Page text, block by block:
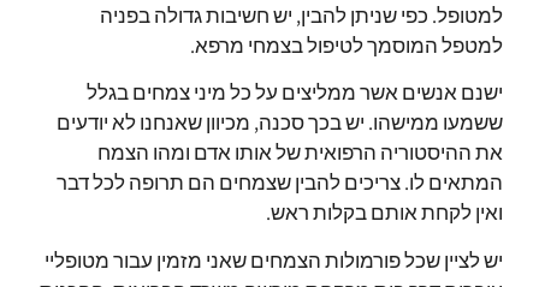
למטופל. כפי שניתן להבין, יש חשיבות גדולה בפניה
למטפל המוסמך לטיפול בצמחי מרפא.
ישנם אנשים אשר ממליצים על כל מיני צמחים בגלל
ששמעו ממישהו. יש בכך סכנה, מכיוון שאנחנו לא יודעים
את ההיסטוריה הרפואית של אותו אדם ומהו הצמח
המתאים לו. צריכים להבין שצמחים הם תרופה לכל דבר
ואין לקחת אותם בקלות ראש.
יש לציין שכל פורמולות הצמחים שאני מזמין עבור מטופליי